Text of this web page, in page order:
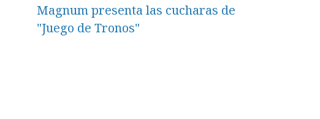
Magnum presenta las cucharas de
"Juego de Tronos"